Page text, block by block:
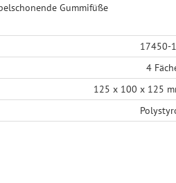
Gummifüße
17450-
4
125 x 100 x 125